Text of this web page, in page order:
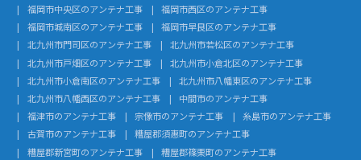
福岡市中央区のアンテナ工事
福岡市西区のアンテナ工事
福岡市城南区のアンテナ工事
福岡市早良区のアンテナ工事
北九州市門司区のアンテナ工事
北九州市若松区のアンテナ工事
北九州市戸畑区のアンテナ工事
北九州市小倉北区のアンテナ工事
北九州市小倉南区のアンテナ工事
北九州市八幡東区のアンテナ工事
北九州市八幡西区のアンテナ工事
中間市のアンテナ工事
福津市のアンテナ工事
宗像市のアンテナ工事
糸島市のアンテナ工事
古賀市のアンテナ工事
糟屋郡須惠町のアンテナ工事
糟屋郡新宮町のアンテナ工事
糟屋郡篠栗町のアンテナ工事